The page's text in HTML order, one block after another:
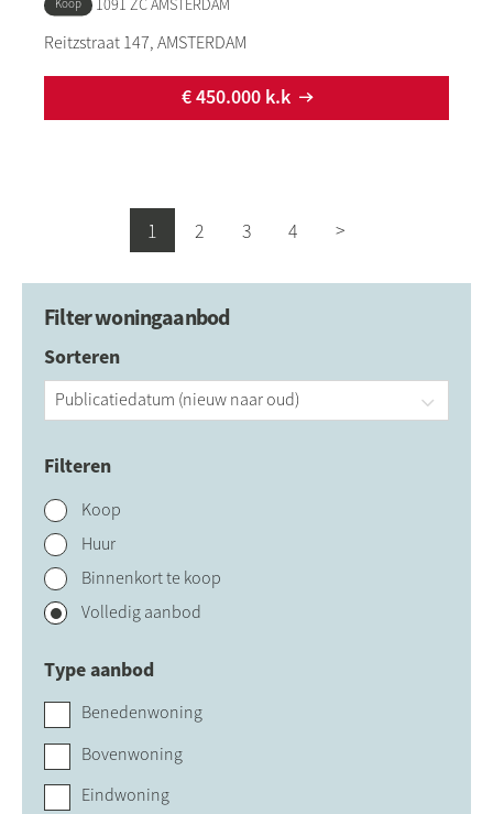
Type:
Koop 1091 ZC AMSTERDAM
Reitzstraat 147, AMSTERDAM
€ 450.000 k.k
Selecteer een pagina
1 2 3 4 Volgende
Filter woningaanbod
Filter toepassen
Sorteren
Sortering
Publicatiedatum (nieuw naar oud)
Filteren
Koop
Huur
Binnenkort te koop
Volledig aanbod
Type aanbod
Benedenwoning
Bovenwoning
Eindwoning